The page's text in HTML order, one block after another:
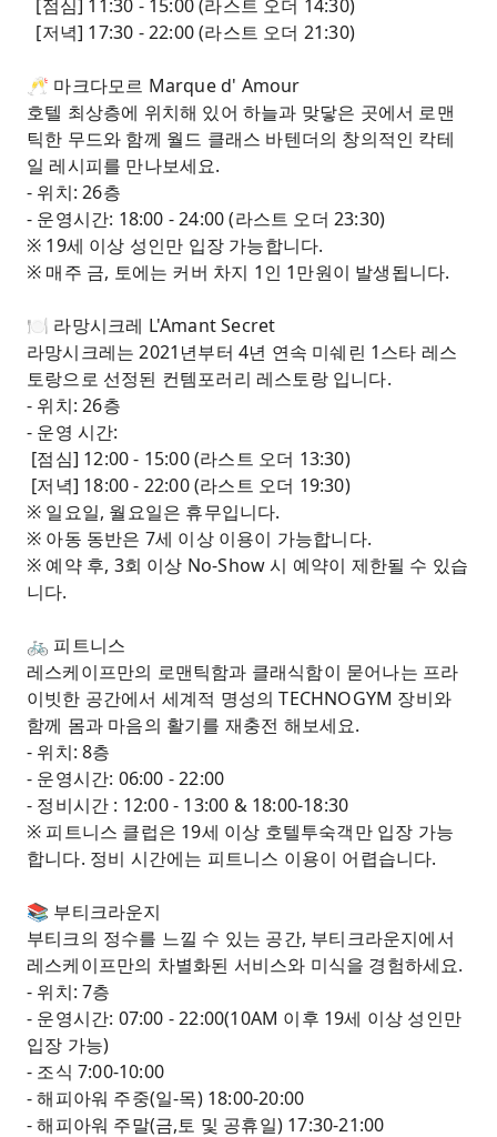
[점심] 11:30 - 15:00 (라스트 오더 14:30)
[저녁] 17:30 - 22:00 (라스트 오더 21:30)
🥂 마크다모르 Marque d' Amour
호텔 최상층에 위치해 있어 하늘과 맞닿은 곳에서 로맨
틱한 무드와 함께 월드 클래스 바텐더의 창의적인 칵테
일 레시피를 만나보세요.
- 위치: 26층
- 운영시간: 18:00 - 24:00 (라스트 오더 23:30)
※ 19세 이상 성인만 입장 가능합니다.
※ 매주 금, 토에는 커버 차지 1인 1만원이 발생됩니다.
🍽️ 라망시크레 L'Amant Secret
라망시크레는 2021년부터 4년 연속 미쉐린 1스타 레스
토랑으로 선정된 컨템포러리 레스토랑 입니다.
- 위치: 26층
- 운영 시간:
[점심] 12:00 - 15:00 (라스트 오더 13:30)
[저녁] 18:00 - 22:00 (라스트 오더 19:30)
※ 일요일, 월요일은 휴무입니다.
※ 아동 동반은 7세 이상 이용이 가능합니다.
※ 예약 후, 3회 이상 No-Show 시 예약이 제한될 수 있습
니다.
🚲 피트니스
레스케이프만의 로맨틱함과 클래식함이 묻어나는 프라
이빗한 공간에서 세계적 명성의 TECHNOGYM 장비와
함께 몸과 마음의 활기를 재충전 해보세요.
- 위치: 8층
- 운영시간: 06:00 - 22:00
- 정비시간 : 12:00 - 13:00 & 18:00-18:30
※ 피트니스 클럽은 19세 이상 호텔투숙객만 입장 가능
합니다. 정비 시간에는 피트니스 이용이 어렵습니다.
📚 부티크라운지
부티크의 정수를 느낄 수 있는 공간, 부티크라운지에서
레스케이프만의 차별화된 서비스와 미식을 경험하세요.
- 위치: 7층
- 운영시간: 07:00 - 22:00(10AM 이후 19세 이상 성인만
입장 가능)
- 조식 7:00-10:00
- 해피아워 주중(일-목) 18:00-20:00
- 해피아워 주말(금,토 및 공휴일) 17:30-21:00